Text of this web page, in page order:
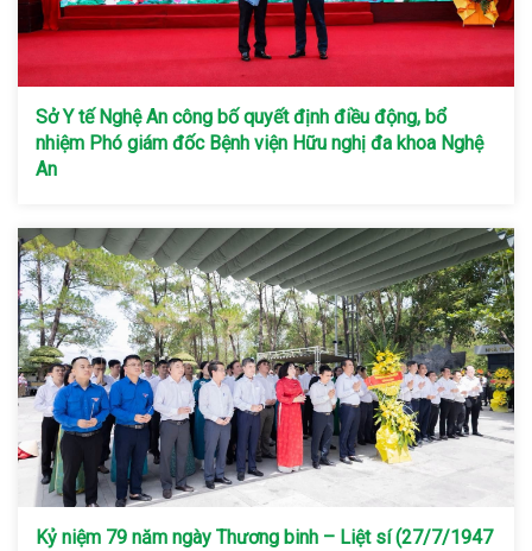
Sở Y tế Nghệ An công bố quyết định điều động, bổ
nhiệm Phó giám đốc Bệnh viện Hữu nghị đa khoa Nghệ
An
Kỷ niệm 79 năm ngày Thương binh – Liệt sí (27/7/1947